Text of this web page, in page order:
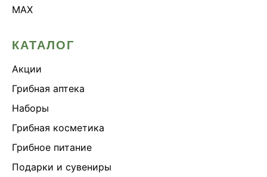
MAX
КАТАЛОГ
Акции
Грибная аптека
Наборы
Грибная косметика
Грибное питание
Подарки и сувениры